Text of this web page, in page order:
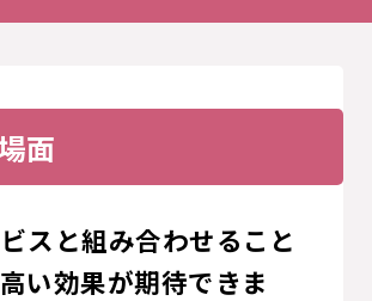
面
スと組み合わせること
い効果が期待できま